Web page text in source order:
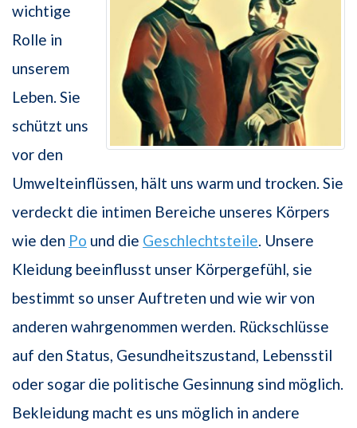
wichtige
Rolle in
unserem
Leben. Sie
schützt uns
vor den
Umwelteinflüssen, hält uns warm und trocken. Sie
verdeckt die intimen Bereiche unseres Körpers
wie den Po und die Geschlechtsteile . Unsere
Kleidung beeinflusst unser Körpergefühl, sie
bestimmt so unser Auftreten und wie wir von
anderen wahrgenommen werden. Rückschlüsse
auf den Status, Gesundheitszustand, Lebensstil
oder sogar die politische Gesinnung sind möglich.
Bekleidung macht es uns möglich in andere